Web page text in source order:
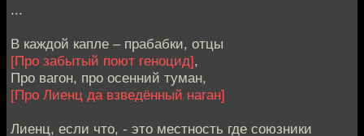
...
В каждой капле – прабабки, отцы
[Про забытый поют геноцид],
Про вагон, про осенний туман,
[Про Лиенц да взведённый наган]
Лиенц, если что, - это местность где союзники